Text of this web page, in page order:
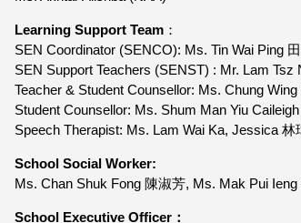
Learning Support Team ：
SEN Coordinator (SENCO): Ms. Tin Wai Ping
SEN Support Teachers (SENST) : Mr. Lam
Teacher & Student Counsellor: Ms. Chung Wing
Student Counsellor: Ms. Shum Man Yiu
Speech Therapist: Ms. Lam Wai Ka, Jessica 林
School Social Worker:
Ms. Chan Shuk Fong 陳淑芳, Ms. Mak Pui
School Executive Officer：